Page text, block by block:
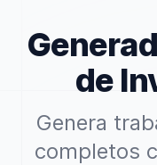
de
Genera
completos